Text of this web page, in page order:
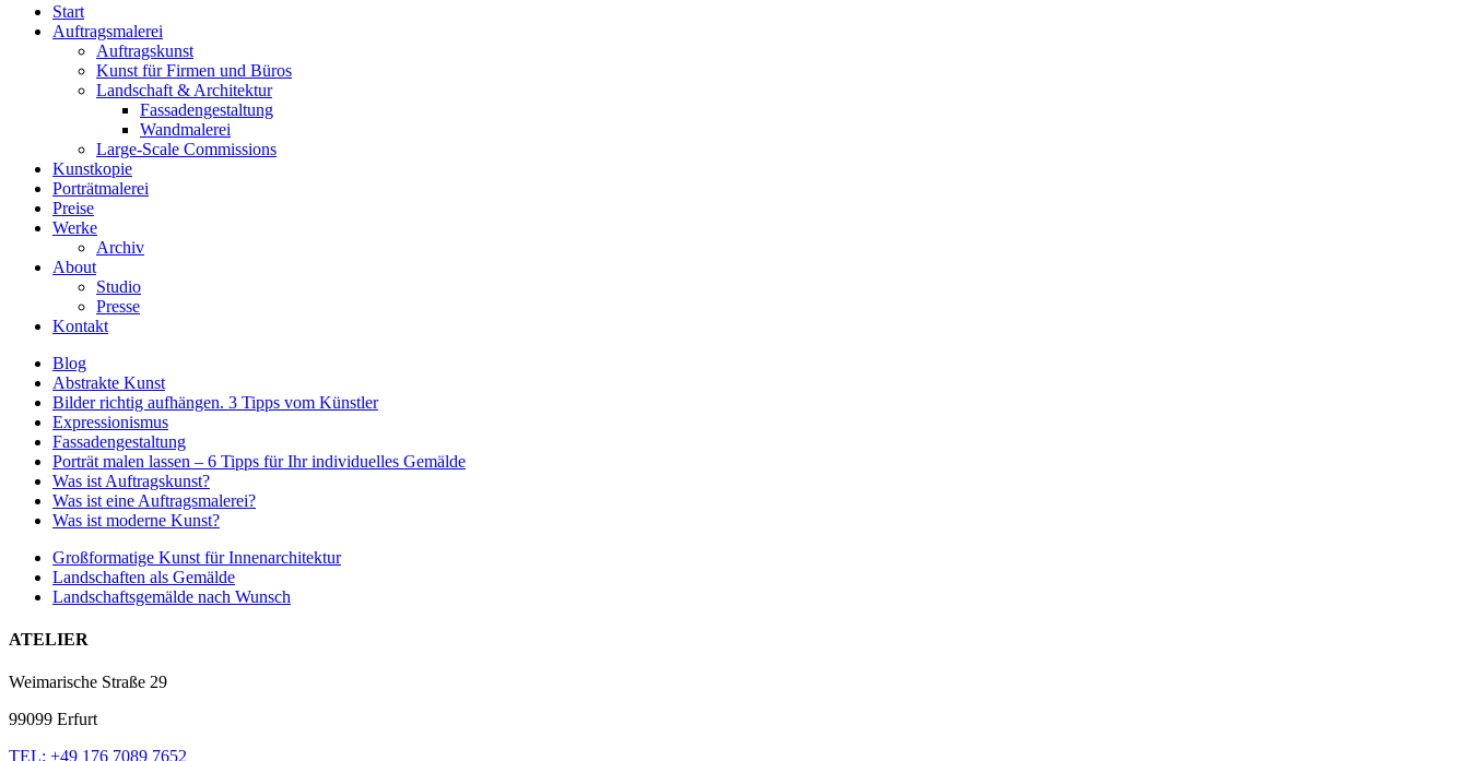
Start
Auftragsmalerei
Auftragskunst
Kunst für Firmen und Büros
Landschaft & Architektur
Fassadengestaltung
Wandmalerei
Large-Scale Commissions
Kunstkopie
Porträtmalerei
Preise
Werke
Archiv
About
Studio
Presse
Kontakt
Blog
Abstrakte Kunst
Bilder richtig aufhängen. 3 Tipps vom Künstler
Expressionismus
Fassadengestaltung
Porträt malen lassen – 6 Tipps für Ihr individuelles Gemälde
Was ist Auftragskunst?
Was ist eine Auftragsmalerei?
Was ist moderne Kunst?
Großformatige Kunst für Innenarchitektur
Landschaften als Gemälde
Landschaftsgemälde nach Wunsch
ATELIER
Weimarische Straße 29
99099 Erfurt
TEL: +49 176 7089 7652